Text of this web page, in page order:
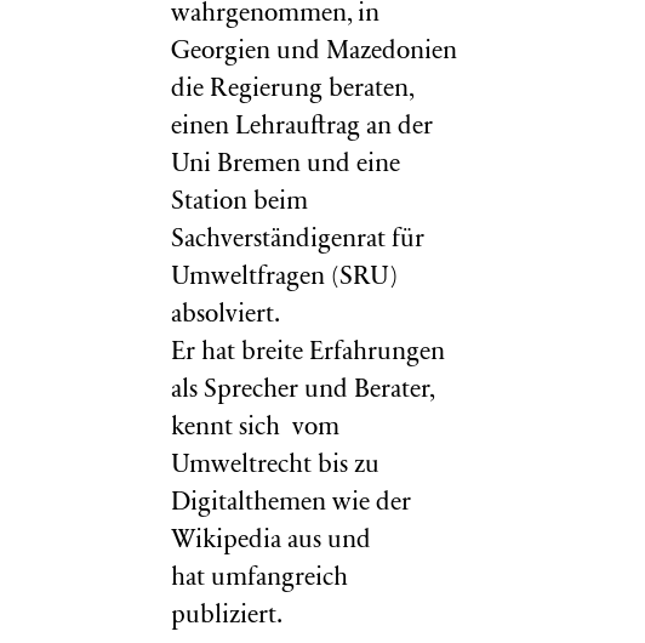
wahrgenommen, in
Georgien und Mazedonien
die Regierung beraten,
einen Lehrauftrag an der
Uni Bremen und eine
Station beim
Sachverständigenrat für
Umweltfragen (SRU )
absolviert.
Er hat breite Erfahrungen
als Sprecher und Berater,
kennt sich vom
Umweltrecht bis zu
Digitalthemen wie der
Wikipedia aus und
hat umfangreich
publiziert.